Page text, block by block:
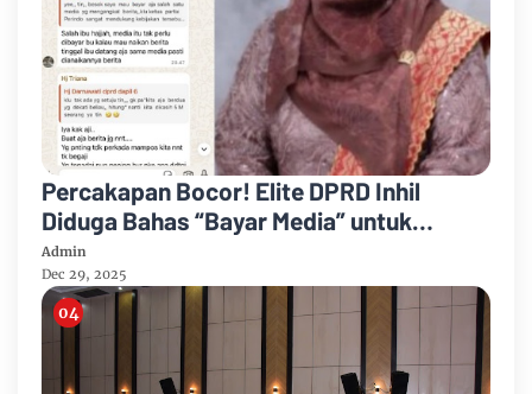
Percakapan Bocor! Elite DPRD Inhil
Diduga Bahas “Bayar Media” untuk
Dukung Kebijakan
Admin
Dec 29, 2025